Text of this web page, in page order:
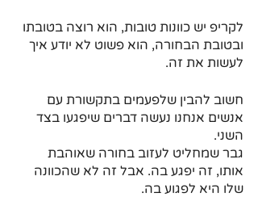
לקריפ יש כוונות טובות, הוא רוצה בטובתו
ובטובת הבחורה, הוא פשוט לא יודע איך
לעשות את זה.
חשוב להבין שלפעמים בתקשורת עם
אנשים אנחנו נעשה דברים שיפגעו בצד
השני.
גבר שמחליט לעזוב בחורה שאוהבת
אותו, זה יפגע בה. אבל זה לא שהכוונה
שלו היא לפגוע בה.